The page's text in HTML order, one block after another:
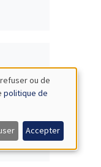
ou de
politique de
Accepter